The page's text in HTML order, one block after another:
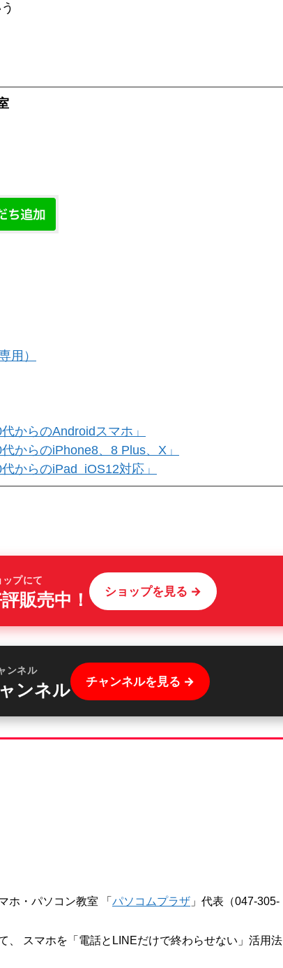
用）
からのAndroidスマホ」
からのiPhone8、8 Plus、X」
からのiPad iOS12対応」
プにて
販売中！ ショップを見る →
ンネル
ンネル チャンネルを見る →
ホ・パソコン教室 「 パソコムプラザ 」代表（047-305-
、 スマホを「電話とLINEだけで終わらせない」活用法